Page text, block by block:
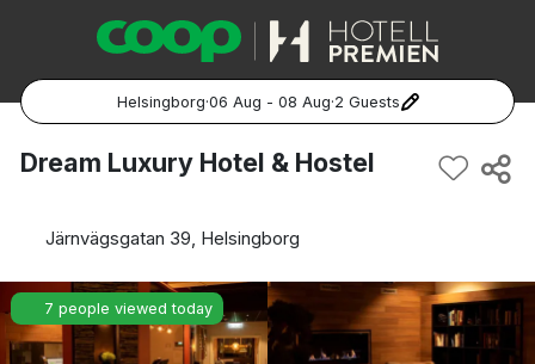
Helsingborg·06 Aug - 08 Aug·2 Guests
Popular Destinations:
Göteborg
Dream Luxury Hotel & Hostel
Järnvägsgatan 39, Helsingborg
7 people viewed today